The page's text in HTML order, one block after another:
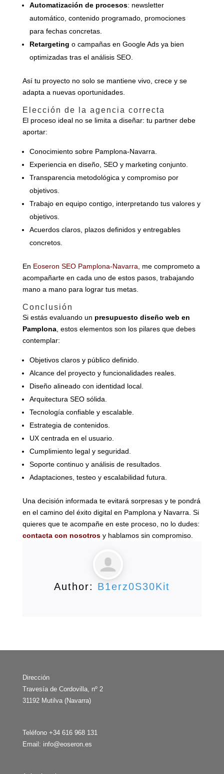
Automatización de procesos: newsletter
automático, contenido programado, promociones
para fechas concretas.
Retargeting o campañas en Google Ads ya bien
optimizadas tras el análisis SEO.
Así tu proyecto no solo se mantiene vivo, crece y se
adapta a nuevas oportunidades.
Elección de la agencia correcta
El proceso ideal no se limita a diseñar: tu partner debe
aportar:
Conocimiento sobre Pamplona-Navarra.
Experiencia en diseño, SEO y marketing conjunto.
Transparencia metodológica y compromiso por
objetivos.
Trabajo en equipo contigo, interpretando tus valores y
objetivos.
Acuerdos claros, plazos definidos y entregables
concretos.
En Eoseron SEO Pamplona-Navarra,
me comprometo a
acompañarte en cada uno de estos pasos, trabajando
mano a mano para lograr tus metas.
Conclusión
Si estás evaluando un presupuesto diseño web en
Pamplona, estos elementos son los pilares que debes
contemplar:
Objetivos claros y público definido.
Alcance del proyecto y funcionalidades reales.
Diseño alineado con identidad local.
Arquitectura SEO sólida.
Tecnología confiable y escalable.
Estrategia de contenidos.
UX centrada en el usuario.
Cumplimiento legal y seguridad.
Soporte continuo y análisis de resultados.
Adaptaciones, testeo y escalabilidad futura.
Una decisión informada te evitará sorpresas y te pondrá
en el camino del éxito digital en Pamplona y Navarra. Si
quieres que te acompañe en este proceso, no lo dudes:
contacta con nosotrosy hablamos sin compromiso.
Author: B1erz0S30Kit
Dirección
Travesía de Cordovilla, nº 2
31192 Mutilva (Navarra)
Teléfono +34 616 968 131
Email: info@eoseron.es